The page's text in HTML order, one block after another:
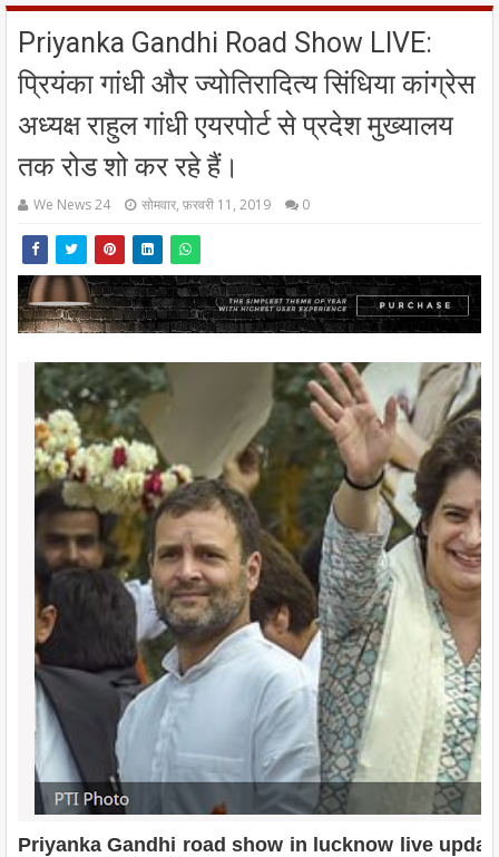
Priyanka Gandhi Road Show LIVE:
प्रियंका गांधी और ज्योतिरादित्य सिंधिया कांग्रेस
अध्यक्ष राहुल गांधी एयरपोर्ट से प्रदेश मुख्यालय
तक रोड शो कर रहे हैं।
We News 24 सोमवार, फ़रवरी 11, 2019 0
Priyanka Gandhi road show in lucknow live